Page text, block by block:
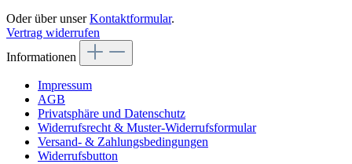
Oder über unserKontaktformular.
Vertrag widerrufen
Informationen
Impressum
AGB
Privatsphäre und Datenschutz
Widerrufsrecht & Muster-Widerrufsformular
Versand- & Zahlungsbedingungen
Widerrufsbutton